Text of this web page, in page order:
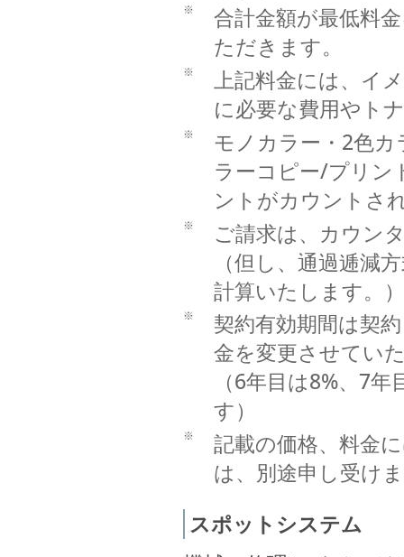
※
合計金額が最低料
ただきます。
※
上記料金には、イ
に必要な費用やト
※
モノカラー・2色
ラーコピー/プリン
ントがカウントさ
※
ご請求は、カウン
（但し、通過逓減
計算いたします。）
※
契約有効期間は契
金を変更させてい
（6年目は8%、7
す）
※
記載の価格、料金
は、別途申し受け
スポットシステム